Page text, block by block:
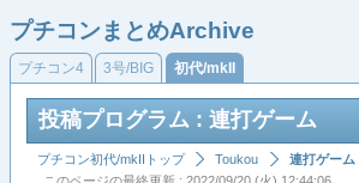
プチコンまとめArchive
プチコン4 3号/BIG 初代/mkII
投稿プログラム : 連打ゲーム
プチコン初代/mkIIトップ Toukou
連打ゲーム